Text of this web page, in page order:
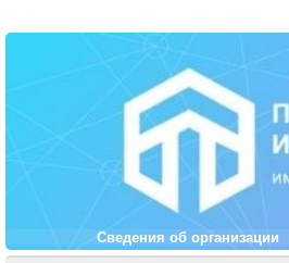
Сведения об организации